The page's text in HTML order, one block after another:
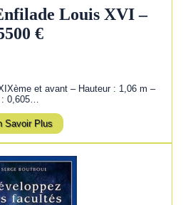
Louis XVI –
€
et avant – Hauteur : 1,06 m –
0,605…
Savoir Plus